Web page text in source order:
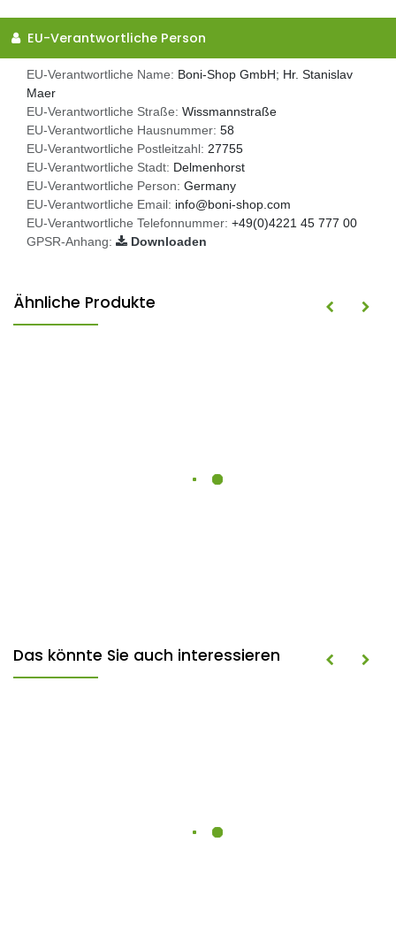
EU-Verantwortliche Person
EU-Verantwortliche Name: Boni-Shop GmbH; Hr. Stanislav
Maer
EU-Verantwortliche Straße: Wissmannstraße
EU-Verantwortliche Hausnummer: 58
EU-Verantwortliche Postleitzahl: 27755
EU-Verantwortliche Stadt: Delmenhorst
EU-Verantwortliche Person: Germany
EU-Verantwortliche Email: info@boni-shop.com
EU-Verantwortliche Telefonnummer: +49(0)4221 45 777 00
GPSR-Anhang:
Downloaden
Ähnliche Produkte
Das könnte Sie auch interessieren